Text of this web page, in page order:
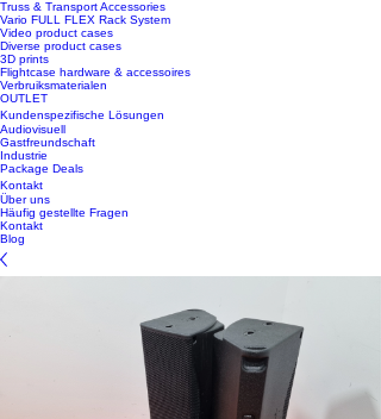
Truss & Transport Accessories
Vario FULL FLEX Rack System
Video product cases
Diverse product cases
3D prints
Flightcase hardware & accessoires
Verbruiksmaterialen
OUTLET
Kundenspezifische Lösungen
Audiovisuell
Gastfreundschaft
Industrie
Package Deals
Kontakt
Über uns
Häufig gestellte Fragen
Kontakt
Blog